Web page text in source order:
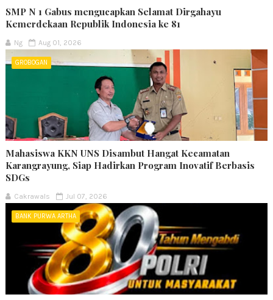
SMP N 1 Gabus mengucapkan Selamat Dirgahayu
Kemerdekaan Republik Indonesia ke 81
Ng Aug 01, 2026
GROBOGAN
Mahasiswa KKN UNS Disambut Hangat Kecamatan
Karangrayung, Siap Hadirkan Program Inovatif Berbasis
SDGs
Cakrawals Jul 07, 2026
BANK PURWA ARTHA